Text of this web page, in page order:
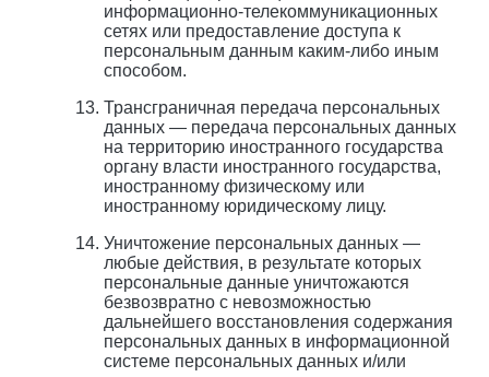
информационно-телекоммуникационных
сетях или предоставление доступа к
персональным данным каким-либо иным
способом.
Трансграничная передача персональных
данных — передача персональных данных
на территорию иностранного государства
органу власти иностранного государства,
иностранному физическому или
иностранному юридическому лицу.
Уничтожение персональных данных —
любые действия, в результате которых
персональные данные уничтожаются
безвозвратно с невозможностью
дальнейшего восстановления содержания
персональных данных в информационной
системе персональных данных и/или